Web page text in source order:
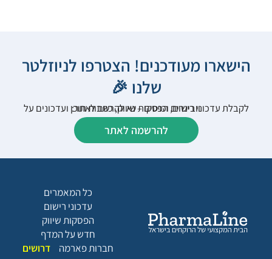
הישארו מעודכנים! הצטרפו לניוזלטר
שלנו 🎉
לקבלת עדכוני רישום, הפסקות שיווק, כתבות תוכן ועדכונים על וובינרים וכנסים – נא להרשם לאתר:
להרשמה לאתר
כל המאמרים
עדכוני רישום
הפסקות שיווק
חדש על המדף
חברות פארמה
דרושים